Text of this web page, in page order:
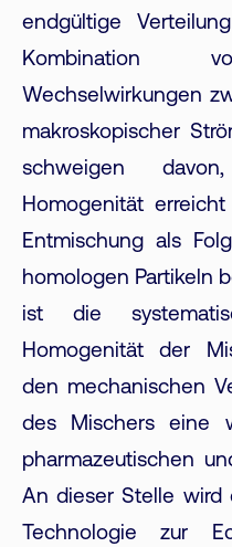
endgültige
Kombination
Wechselwirkungen
makroskopischer
schweigen
Homogenität
Entmischung als
homologen Partikeln
ist die
Homogenität der
den mechanischen
des Mischers eine
pharmazeutischen
An dieser Stelle wird
Technologie zur